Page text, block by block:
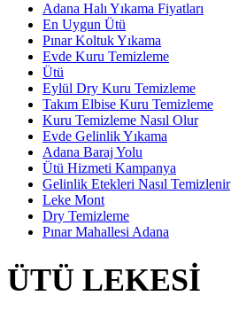
Adana Halı Yıkama Fiyatları
En Uygun Ütü
Pınar Koltuk Yıkama
Evde Kuru Temizleme
Ütü
Eylül Dry Kuru Temizleme
Takım Elbise Kuru Temizleme
Kuru Temizleme Nasıl Olur
Evde Gelinlik Yıkama
Adana Baraj Yolu
Ütü Hizmeti Kampanya
Gelinlik Etekleri Nasıl Temizlenir
Leke Mont
Dry Temizleme
Pınar Mahallesi Adana
ÜTÜ LEKESI